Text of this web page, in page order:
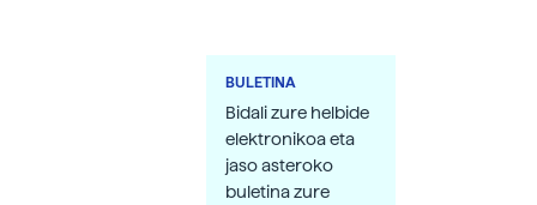
BULETINA
Bidali zure helbide
elektronikoa eta
jaso asteroko
buletina zure